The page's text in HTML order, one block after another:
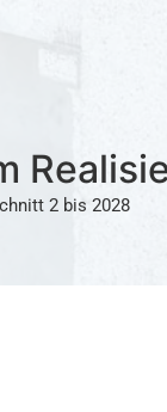
2 bis 2028